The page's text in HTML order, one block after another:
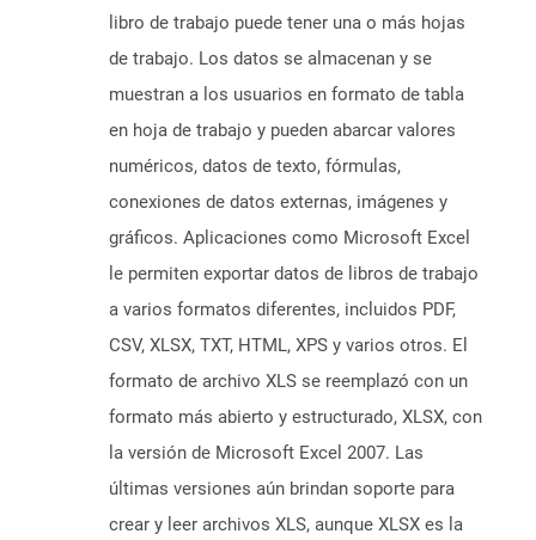
libro de trabajo puede tener una o más hojas
de trabajo. Los datos se almacenan y se
muestran a los usuarios en formato de tabla
en hoja de trabajo y pueden abarcar valores
numéricos, datos de texto, fórmulas,
conexiones de datos externas, imágenes y
gráficos. Aplicaciones como Microsoft Excel
le permiten exportar datos de libros de trabajo
a varios formatos diferentes, incluidos PDF,
CSV, XLSX, TXT, HTML, XPS y varios otros. El
formato de archivo XLS se reemplazó con un
formato más abierto y estructurado, XLSX, con
la versión de Microsoft Excel 2007. Las
últimas versiones aún brindan soporte para
crear y leer archivos XLS, aunque XLSX es la